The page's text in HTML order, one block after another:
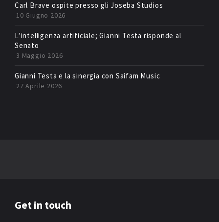
Carl Brave ospite presso gli Joseba Studios
10 Giugno 2026
L’intelligenza artificiale; Gianni Testa risponde al
Senato
3 Maggio 2026
Gianni Testa e la sinergia con Saifam Music
27 Aprile 2026
Get in touch